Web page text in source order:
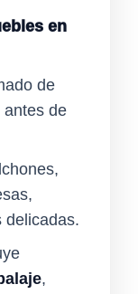
en
de
antes de
delicadas.
,